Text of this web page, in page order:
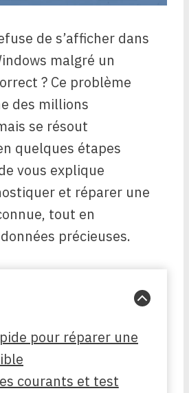
de s’afficher dans
malgré un
? Ce problème
des millions
se résout
quelques étapes
vous explique
et réparer une
tout en
précieuses.
pour réparer une
courants et test